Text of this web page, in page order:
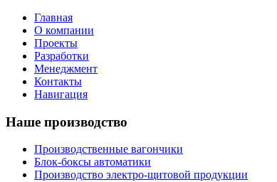
Главная
О компании
Проекты
Разработки
Менеджмент
Контакты
Навигация
Наше производство
Производственные вагончики
Блок-боксы автоматики
Производство электро-щитовой продукции